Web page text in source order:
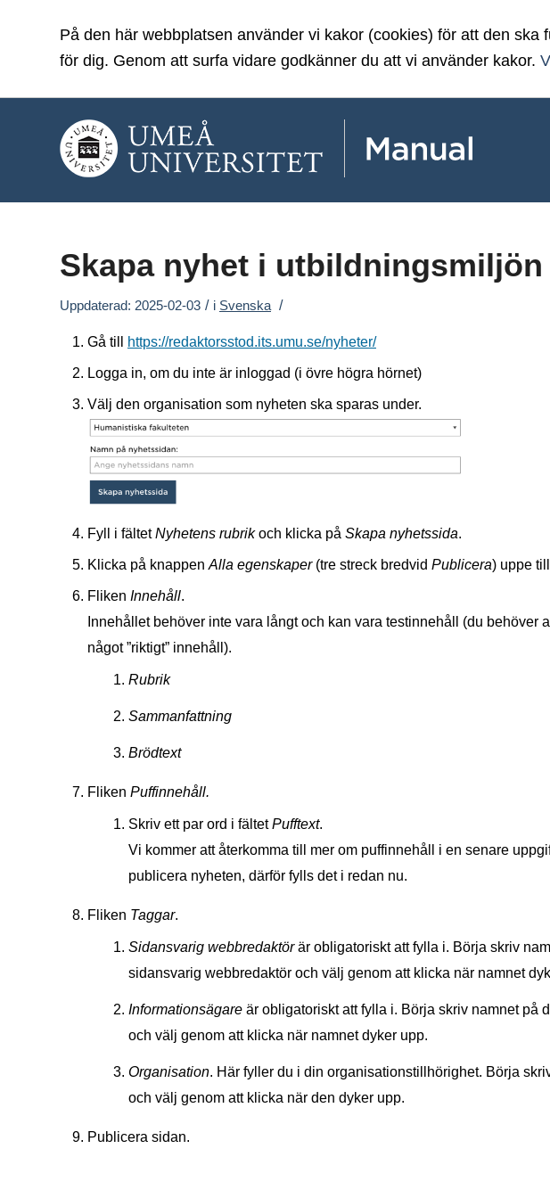
På den här webbplatsen använder vi kakor (cookies) för att den ska
för dig. Genom att surfa vidare godkänner du att vi använder kakor.
Skapa nyhet i utbildningsmiljön
Uppdaterad: 2025-02-03 / i Svenska /
Gå till https://redaktorsstod.its.umu.se/nyheter/
Logga in, om du inte är inloggad (i övre högra hörnet)
Välj den organisation som nyheten ska sparas under.
Fyll i fältetNyhetens rubrikoch klicka på Skapa nyhetssida.
Klicka på knappen Alla egenskaper(tre streck bredvid Publicera) uppe
Fliken Innehåll.
Innehållet behöver inte vara långt och kan vara testinnehåll (du behöver
något ”riktigt” innehåll).
Rubrik
Sammanfattning
Brödtext
Fliken Puffinnehåll.
Skriv ett par ord i fältetPufftext.
Vi kommer att återkomma till mer om puffinnehåll i en senare
publicera nyheten, därför fylls det i redan nu.
Fliken Taggar.
Sidansvarig webbredaktörär obligatoriskt att fylla i. Börja skriv
sidansvarig webbredaktör och välj genom att klicka när namnet
Informationsägare är obligatoriskt att fylla i. Börja skriv namnet på
och välj genom att klicka när namnet dyker upp.
Organisation. Här fyller du i din organisationstillhörighet. Börja
och välj genom att klicka när den dyker upp.
Publicera sidan.